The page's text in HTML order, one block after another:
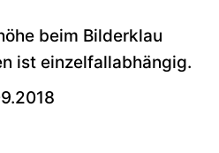
beim Bilderklau
ist einzelfallabhängig.